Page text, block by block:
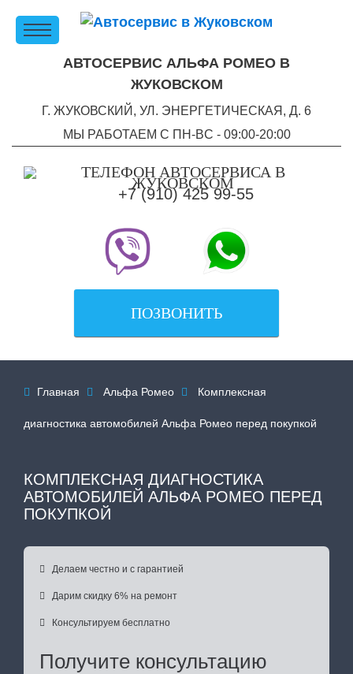
АВТОСЕРВИС АЛЬФА РОМЕО В
ЖУКОВСКОМ
Г. ЖУКОВСКИЙ, УЛ. ЭНЕРГЕТИЧЕСКАЯ, Д. 6
МЫ РАБОТАЕМ С ПН-ВC - 09:00-20:00
+7 (910) 425 99-55
ПОЗВОНИТЬ
 Главная  Альфа Ромео  Комплексная
диагностика автомобилей Альфа Ромео перед покупкой
КОМПЛЕКСНАЯ ДИАГНОСТИКА
АВТОМОБИЛЕЙ АЛЬФА РОМЕО ПЕРЕД
ПОКУПКОЙ
 Делаем честно и с гарантией
 Дарим скидку 6% на ремонт
 Консультируем бесплатно
Получите консультацию